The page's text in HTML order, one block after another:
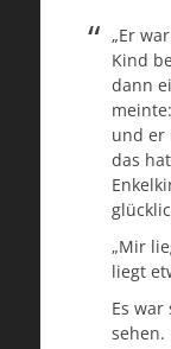
„Er
Kind
dann
und er
das
„Mir
liegt
Es war
sehen.